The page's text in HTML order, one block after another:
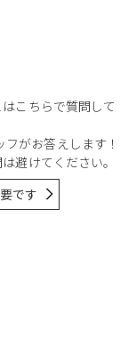
こちらで質問して
フがお答えします！
避けてください。
です